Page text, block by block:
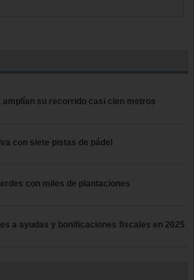
amplían su recorrido casi cien metros
con siete pistas de pádel
con miles de plantaciones
a ayudas y bonificaciones fiscales en 2025